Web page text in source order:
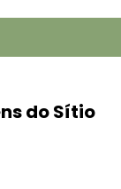
do Sítio